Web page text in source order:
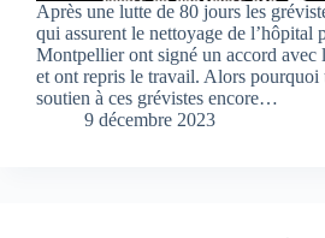
Après une lutte de 80 jours les
qui assurent le nettoyage de l’hôpital
Montpellier ont signé un accord avec
et ont repris le travail. Alors pourquoi
soutien à ces grévistes encore…
9 décembre 2023